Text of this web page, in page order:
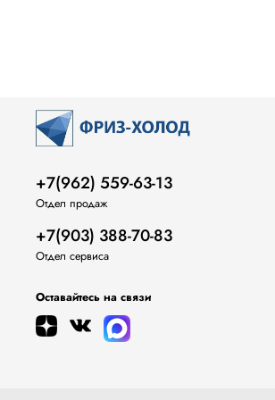
+7(962) 559-63-13
Отдел продаж
+7(903) 388-70-83
Отдел сервиса
Оставайтесь на связи